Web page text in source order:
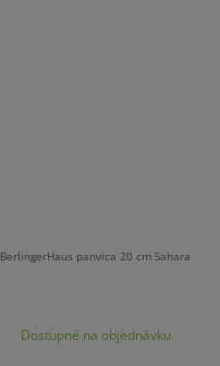
BerlingerHaus panvica 20 cm Sahara
Dostupné na objednávku